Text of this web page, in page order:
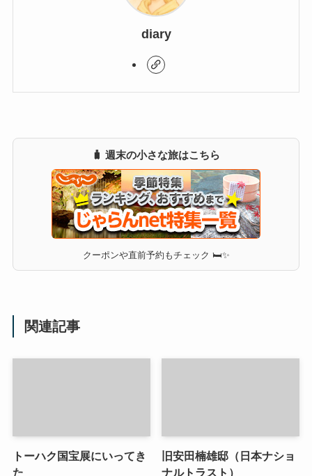
diary
🧳 週末の小さな旅はこちら
クーポンや直前予約もチェック 🛏✨
関連記事
トーハク国宝展にいってき
た
旧安田楠雄邸（日本ナショ
ナルトラスト）